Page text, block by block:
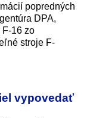
popredných
DPA,
F-16 zo
stroje F-
vypovedať